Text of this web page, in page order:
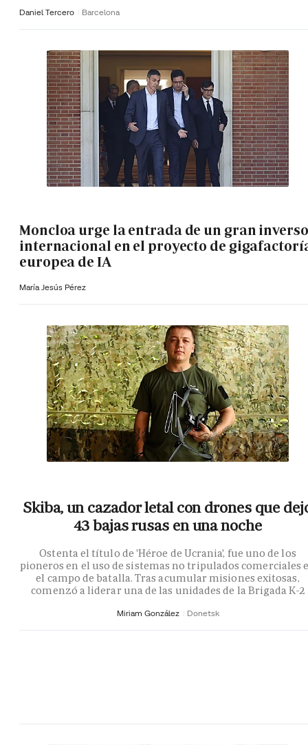
Daniel Tercero Barcelona
Moncloa urge la entrada de un gran
internacional en el proyecto de
europea de IA
María Jesús Pérez
Skiba, un cazador letal con drones que
43 bajas rusas en una noche
Ostenta el título de 'Héroe de Ucrania', fue uno de los
pioneros en el uso de sistemas no tripulados comerciales
el campo de batalla. Tras acumular misiones exitosas,
comenzó a liderar una de las unidades de la Brigada K-2
Miriam González Donetsk